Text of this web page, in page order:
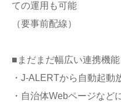
ての運用も可能
（要事前配線）
■まだまだ幅広い連携機能
・J-ALERTから自動起動
・自治体Webページなど